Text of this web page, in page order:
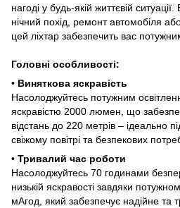
нагоді у будь-якій життєвій
нічний похід, ремонт автомобіля
цей ліхтар забезпечить вас
Головні особливості:
• Виняткова яскравість
Насолоджуйтесь потужним
яскравістю 2000 люмен, що
відстань до 220 метрів – ідеально
свіжому повітрі та безпекових
• Тривалий час роботи
Насолоджуйтесь 70 годинами
низькій яскравості завдяки
мАгод, який забезпечує надійне та